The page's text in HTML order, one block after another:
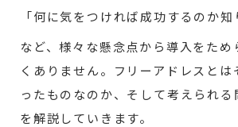
「何に気をつければ成功するのか知
など、様々な懸念点から導入をため
くありません。フリーアドレスとは
ったものなのか、そして考えられる
を解説していきます。